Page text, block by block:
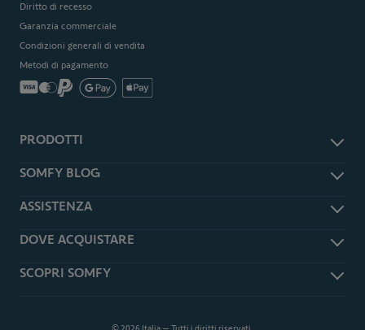
PRODOTTI
Accessori e ricambi
Smart Home
Garage
Cancelli
SOMFY BLOG
Somfy Magazine
ASSISTENZA
Assistenza
Downloads
DOVE ACQUISTARE
Rivenditori Somfy Expert
SCOPRI SOMFY
Installatori Somfy EXPERT
Diritto di recesso
Garanzia commerciale
Condizioni generali di vendita
Metodi di pagamento